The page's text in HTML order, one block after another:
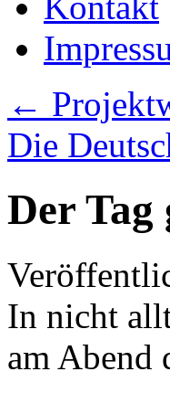
←
Die
Der Tag
In nicht
am Abend